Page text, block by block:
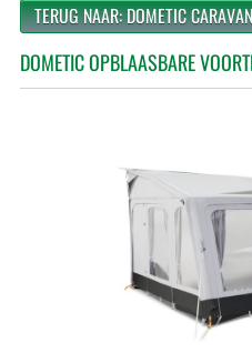
TERUG NAAR: DOMETIC
DOMETIC OPBLAASBARE